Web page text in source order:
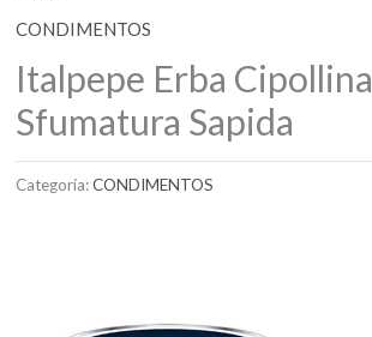
CONDIMENTOS
Italpepe Erba Cipollina
Sfumatura Sapida
Categoría:CONDIMENTOS